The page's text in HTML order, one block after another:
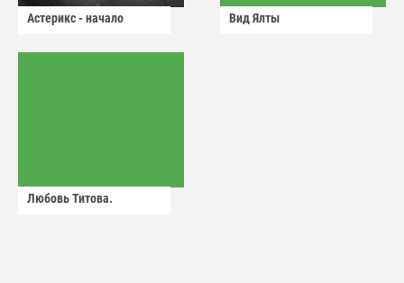
Астерикс - начало Вид Ялты
Любовь Титова.